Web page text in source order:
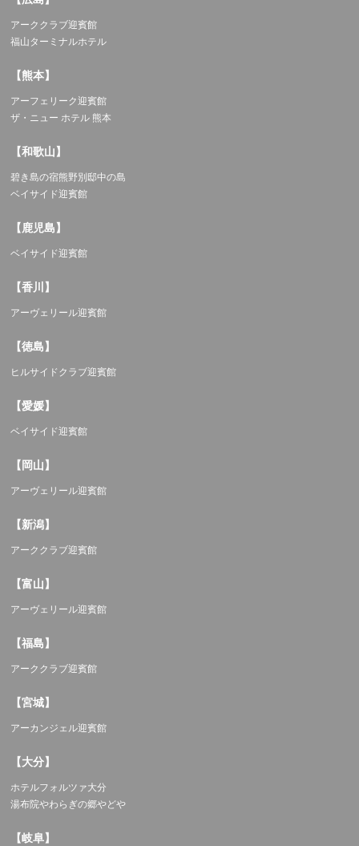
アーククラブ迎賓館
福山ターミナルホテル
【熊本】
アーフェリーク迎賓館
ザ・ニュー ホテル 熊本
【和歌山】
碧き島の宿熊野別邸中の島
ベイサイド迎賓館
【鹿児島】
ベイサイド迎賓館
【香川】
アーヴェリール迎賓館
【徳島】
ヒルサイドクラブ迎賓館
【愛媛】
ベイサイド迎賓館
【岡山】
アーヴェリール迎賓館
【新潟】
アーククラブ迎賓館
【富山】
アーヴェリール迎賓館
【福島】
アーククラブ迎賓館
【宮城】
アーカンジェル迎賓館
【大分】
ホテルフォルツァ大分
湯布院やわらぎの郷やどや
【岐阜】